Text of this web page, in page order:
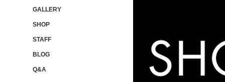
GALLERY
SHOP
STAFF
BLOG
Q&A